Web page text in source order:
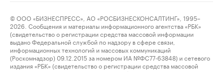
© ООО «БИЗНЕСПРЕСС», АО «РОСБИЗНЕСКОНСАЛТИНГ», 1995–
2026. Сообщения и материалы информационного агентства «РБК»
(свидетельство о регистрации средства массовой информации
выдано Федеральной службой по надзору в сфере связи,
информационных технологий и массовых коммуникаций
(Роскомнадзор) 09.12.2015 за номером ИА №ФС77-63848) и сетевого
издания «РБК» (свидетельство о регистрации средства массовой